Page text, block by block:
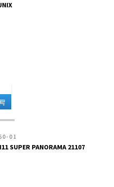
01
PANORAMA 21107